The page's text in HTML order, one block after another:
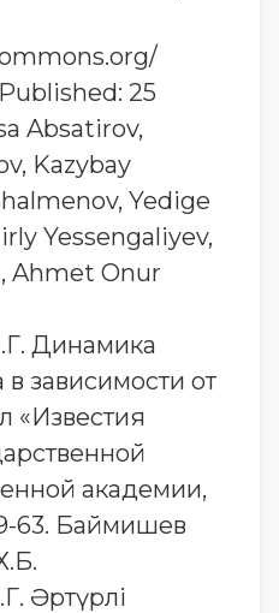
25
Absatirov,
Kazybay
Yedige
Yessengaliyev,
Ahmet Onur
Динамика
зависимости от
«Известия
академии,
63. Баймишев
Әртүрлі